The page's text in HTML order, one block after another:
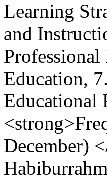
Learning
and
Education,
Educational
December)